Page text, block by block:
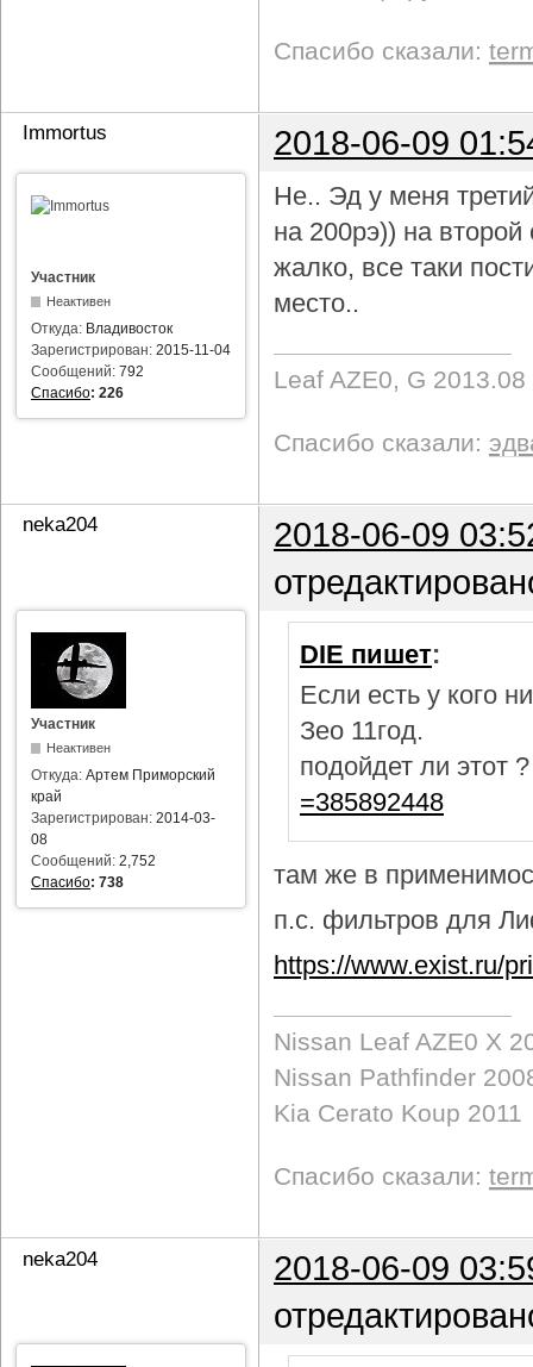
Спасибо сказали:
Immortus 2018-06-09
Участник
Неактивен
Откуда: Владивосток
Зарегистрирован: 2015-11-04
Сообщений: 792
Спасибо: 226
Не.. Эд у меня
на 200рэ)) на
жалко, все таки
место..
Leaf AZE0, G 2013.08
Спасибо сказали:
neka204
2018-06-09
Участник
Неактивен
Откуда: Артем Приморский
край
Зарегистрирован: 2014-03-
08
Сообщений: 2,752
Спасибо: 738
DIE пишет:
Если есть у кого
Зео 11год.
подойдет ли этот
=385892448
там же в
п.с. фильтров для
https://www.exist.ru/
Nissan Leaf AZE0 X
Nissan Pathfinder
Kia Cerato Koup 2011
Спасибо сказали:
neka204
2018-06-09